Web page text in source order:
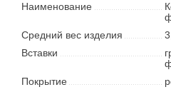
Наименование
Средний вес изделия
Вставки
Покрытие